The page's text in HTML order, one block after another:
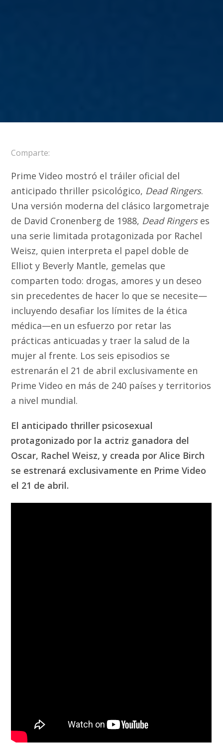
Comparte:
Prime Video mostró el tráiler oficial del
anticipado thriller psicológico, Dead Ringers.
Una versión moderna del clásico largometraje
de David Cronenberg de 1988, Dead Ringerses
una serie limitada protagonizada por Rachel
Weisz, quien interpreta el papel doble de
Elliot y Beverly Mantle, gemelas que
comparten todo: drogas, amores y un deseo
sin precedentes de hacer lo que se necesite—
incluyendo desafiar los límites de la ética
médica—en un esfuerzo por retar las
prácticas anticuadas y traer la salud de la
mujer al frente. Los seis episodios se
estrenarán el 21 de abril exclusivamente en
Prime Video en más de 240 países y territorios
a nivel mundial.
El anticipado thriller psicosexual
protagonizado por la actriz ganadora del
Oscar, Rachel Weisz, y creada por Alice Birch
se estrenará exclusivamente en Prime Video
el 21 de abril.